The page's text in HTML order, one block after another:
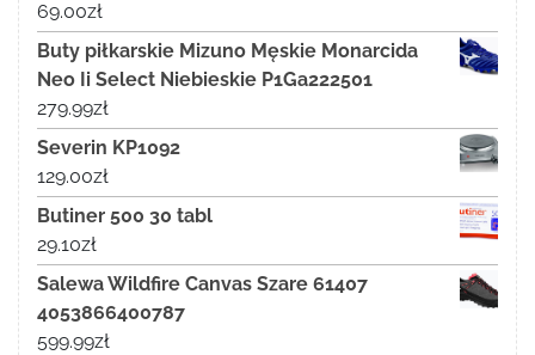
69.00zł
Buty piłkarskie Mizuno Męskie Monarcida
Neo Ii Select Niebieskie P1Ga222501
279.99zł
Severin KP1092
129.00zł
Butiner 500 30 tabl
29.10zł
Salewa Wildfire Canvas Szare 61407
4053866400787
599.99zł